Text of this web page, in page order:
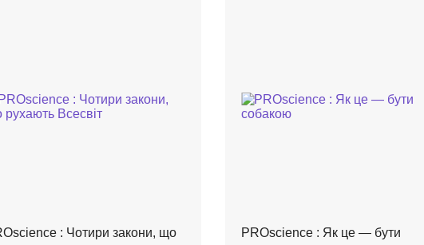
: Чотири закони, що
PROscience : Як це — бути